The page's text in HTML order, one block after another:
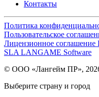
Контакты
Политика
Пользовательское
Лицензионное
SLA LANGAME Software
© ООО «Лангейм ПР»,
Выберите страну и город